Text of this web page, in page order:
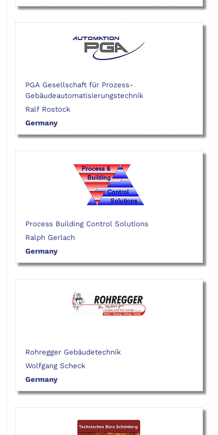
PGA Gesellschaft für Prozess-
Gebäudeautomatisierungstechnik
Ralf Rostock
Germany
Process Building Control Solutions
Ralph Gerlach
Germany
Rohregger Gebäudetechnik
Wolfgang Scheck
Germany